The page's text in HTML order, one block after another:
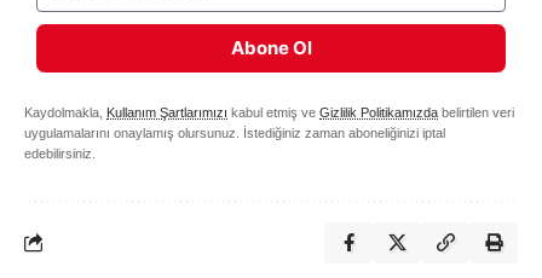
Abone Ol
Kaydolmakla, Kullanım Şartlarımızı kabul etmiş ve Gizlilik Politikamızda belirtilen veri
uygulamalarını onaylamış olursunuz. İstediğiniz zaman aboneliğinizi iptal
edebilirsiniz.